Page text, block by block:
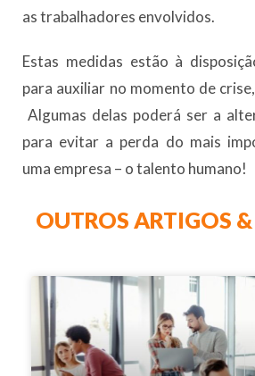
as trabalhadores envolvidos.
Estas medidas estão à
para auxiliar no momento de
Algumas delas poderá ser a
para evitar a perda do mais
uma empresa – o talento humano!
OUTROS ARTIGOS